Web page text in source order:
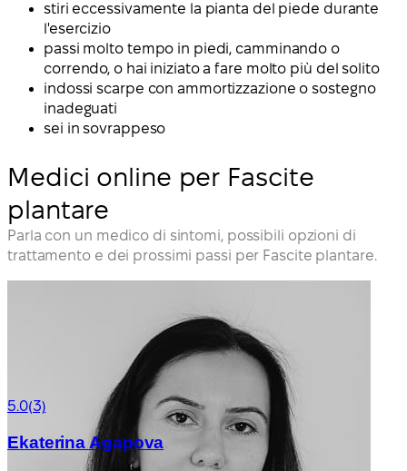
stiri eccessivamente la pianta del piede durante
l'esercizio
passi molto tempo in piedi, camminando o
correndo, o hai iniziato a fare molto più del solito
indossi scarpe con ammortizzazione o sostegno
inadeguati
sei in sovrappeso
Medici online per Fascite
plantare
Parla con un medico di sintomi, possibili opzioni di
trattamento e dei prossimi passi per Fascite plantare.
5.0(3)
Ekaterina Agapova